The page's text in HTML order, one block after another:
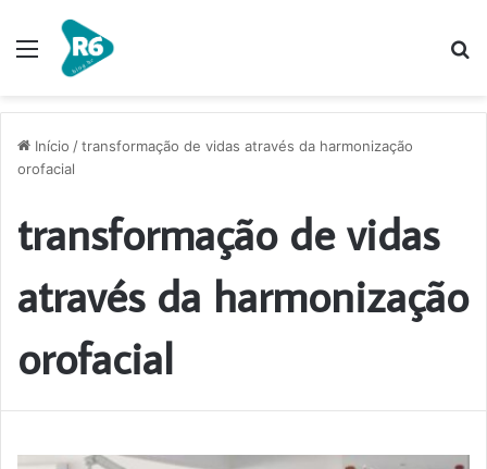
Menu
Início /transformação de vidas através da harmonização
orofacial
transformação de vidas
através da harmonização
orofacial